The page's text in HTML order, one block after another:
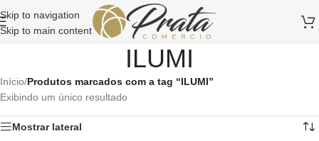
Skip to navigation
Skip to main content
ILUMI
Início/Produtos marcados com a tag “ILUMI”
Exibindo um único resultado
Mostrar lateral